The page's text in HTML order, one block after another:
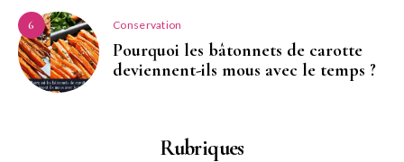
6 Conservation
Pourquoi les bâtonnets de carotte
deviennent-ils mous avec le temps ?
Rubriques